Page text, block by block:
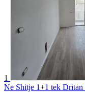
1
Ne Shitje 1+1 tek